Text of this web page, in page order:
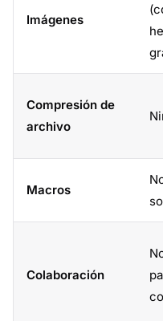
Imágenes
Compresión de
archivo
Macros
Colaboración